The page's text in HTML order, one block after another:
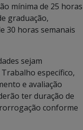
mínima de 25 horas
graduação,
30 horas semanais
sejam
específico,
e avaliação
ter duração de
conforme